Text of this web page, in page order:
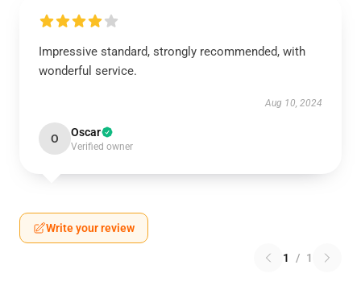
Impressive standard, strongly recommended, with
wonderful service.
Aug 10, 2024
O Oscar
Verified owner
Write your review
1 / 1